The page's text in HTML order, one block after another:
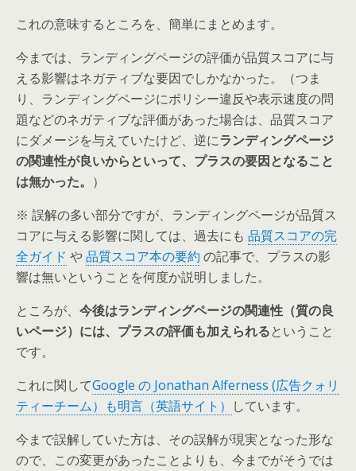
これの意味するところを、簡単にまとめます。
今までは、ランディングページの評価が品質スコアに与
える影響はネガティブな要因でしかなかった。（つま
り、ランディングページにポリシー違反や表示速度の問
題などのネガティブな評価があった場合は、品質スコア
にダメージを与えていたけど、逆にランディングページ
の関連性が良いからといって、プラスの要因となること
は無かった。 ）
※ 誤解の多い部分ですが、ランディングページが品質ス
コアに与える影響に関しては、過去にも 品質スコアの完
全ガイド や品質スコア本の要約 の記事で、プラスの影
響は無いということを何度か説明しました。
ところが、 今後はランディングページの関連性（質の良
いページ）には、プラスの評価も加えられるということ
です。
これに関してGoogle の Jonathan Alferness (広告クォリ
ティーチーム）も明言（英語サイト） しています。
今まで誤解していた方は、その誤解が現実となった形な
ので、この変更があったことよりも、今までがそうでは